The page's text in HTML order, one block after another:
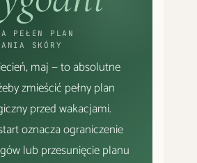
PEŁEN PLAN
SKÓRY
maj — to absolutne
zmieścić pełny plan
przed wakacjami.
oznacza ograniczenie
lub przesunięcie planu